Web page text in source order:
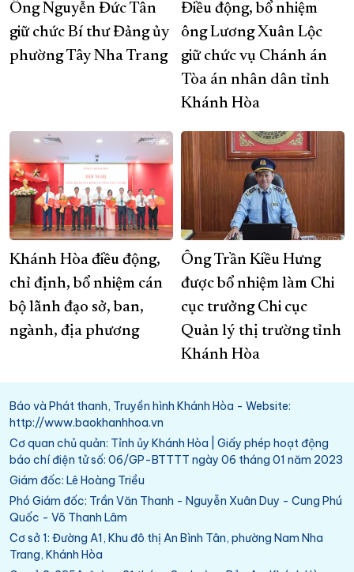
Ông Nguyễn Đức Tân
giữ chức Bí thư Đảng ủy
phường Tây Nha Trang
Điều động, bổ nhiệm
ông Lương Xuân Lộc
giữ chức vụ Chánh án
Tòa án nhân dân tỉnh
Khánh Hòa
Khánh Hòa điều động,
chỉ định, bổ nhiệm cán
bộ lãnh đạo sở, ban,
ngành, địa phương
Ông Trần Kiều Hưng
được bổ nhiệm làm Chi
cục trưởng Chi cục
Quản lý thị trường tỉnh
Khánh Hòa
Báo và Phát thanh, Truyền hình Khánh Hòa - Website:
http://www.baokhanhhoa.vn
Cơ quan chủ quản: Tỉnh ủy Khánh Hòa | Giấy phép hoạt động
báo chí điện tử số: 06/GP-BTTTT ngày 06 tháng 01 năm 2023
Giám đốc: Lê Hoàng Triều
Phó Giám đốc: Trần Văn Thanh - Nguyễn Xuân Duy - Cung Phú
Quốc - Võ Thanh Lâm
Cơ sở 1: Đường A1, Khu đô thị An Bình Tân, phường Nam Nha
Trang, Khánh Hòa